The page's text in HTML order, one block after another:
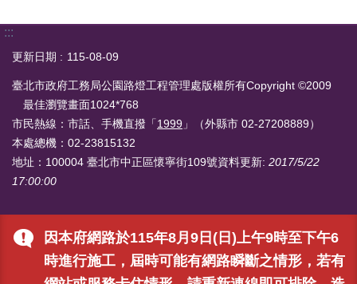
因本府網路於115年8月9日(日)上午9時至下午6
時進行施工，屆時可能有網路瞬斷之情形，若有
:::
更新日期 115-08-09
臺北市政府工務局公園路燈工程管理處版權所有Copyright ©2009
最佳瀏覽畫面1024*768
市民熱線：市話、手機直撥「1999 」（外縣市 02-27208889）
本處總機：02-23815132
地址：100004 臺北市中正區懷寧街109號資料更新: 2017/5/22
17:00:00